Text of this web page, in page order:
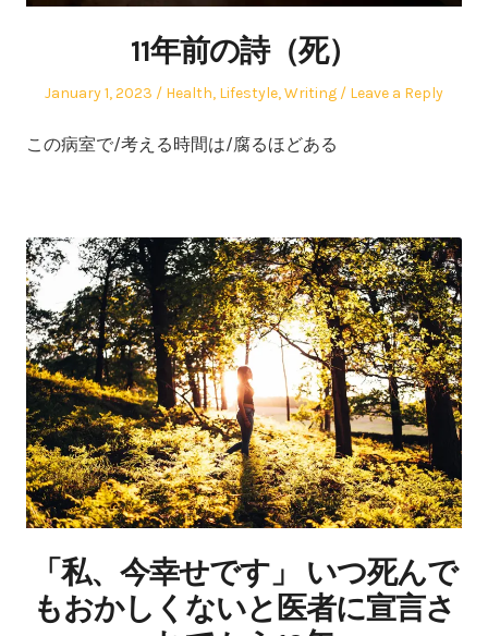
11年前の詩（死）
Posted
January 1, 2023
Posted
Health, Lifestyle,Writing Leave a Reply
この病室で/考える時間は/腐るほどある
「私、今幸せです」 いつ死んで
もおかしくないと医者に宣言さ